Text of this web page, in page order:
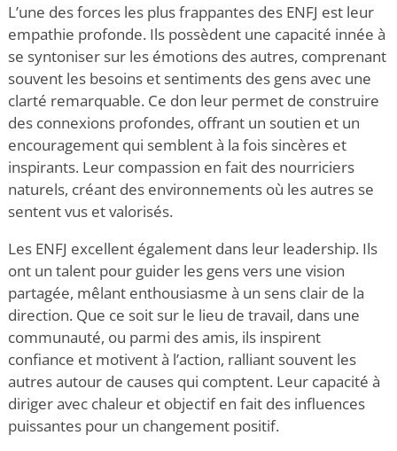
L’une des forces les plus frappantes des ENFJ est leur
empathie profonde. Ils possèdent une capacité innée à
se syntoniser sur les émotions des autres, comprenant
souvent les besoins et sentiments des gens avec une
clarté remarquable. Ce don leur permet de construire
des connexions profondes, offrant un soutien et un
encouragement qui semblent à la fois sincères et
inspirants. Leur compassion en fait des nourriciers
naturels, créant des environnements où les autres se
sentent vus et valorisés.
Les ENFJ excellent également dans leur leadership. Ils
ont un talent pour guider les gens vers une vision
partagée, mêlant enthousiasme à un sens clair de la
direction. Que ce soit sur le lieu de travail, dans une
communauté, ou parmi des amis, ils inspirent
confiance et motivent à l’action, ralliant souvent les
autres autour de causes qui comptent. Leur capacité à
diriger avec chaleur et objectif en fait des influences
puissantes pour un changement positif.